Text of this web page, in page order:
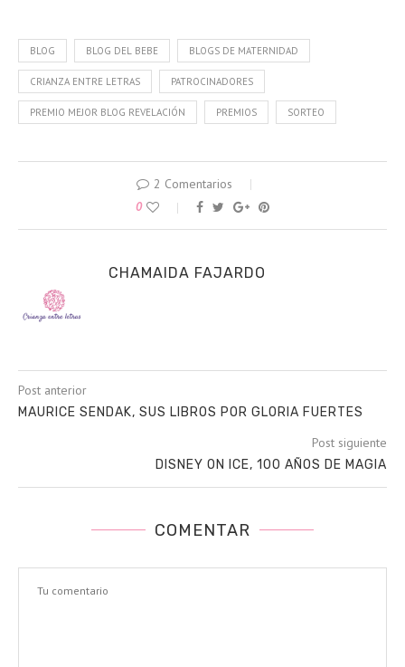
BLOG BLOG DEL BEBE BLOGS DE MATERNIDAD
CRIANZA ENTRE LETRAS PATROCINADORES
PREMIO MEJOR BLOG REVELACIÓN PREMIOS SORTEO
2 Comentarios
0
CHAMAIDA FAJARDO
Post anterior
MAURICE SENDAK, SUS LIBROS POR GLORIA FUERTES
Post siguiente
DISNEY ON ICE, 100 AÑOS DE MAGIA
COMENTAR